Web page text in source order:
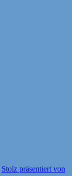
Stolz präsentiert von